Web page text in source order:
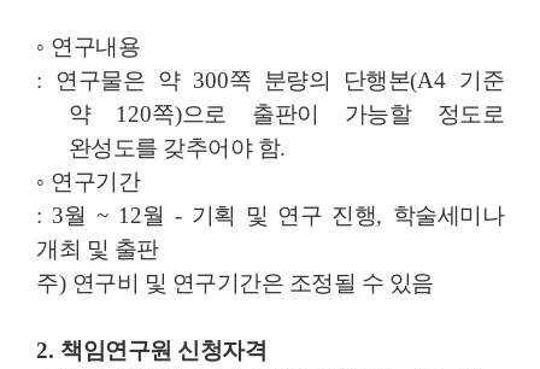
◦ 연구내용
:
연구물은 약 300쪽 분량의 단행본(A4 기준
약
120쪽)으로 출판이 가능할 정도로
완성도를 갖추어야 함.
◦ 연구기간
: 3월 ~ 12월 - 기획 및 연구 진행, 학술세미나
개최 및 출판
주) 연구비 및 연구기간은 조정될 수 있음
2. 책임연구원 신청자격